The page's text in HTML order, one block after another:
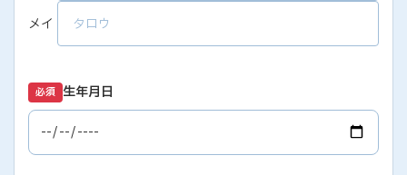
メイ
必須 生年月日